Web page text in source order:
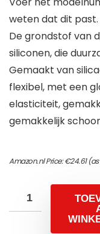
weten dat dit past.
De grondstof van
siliconen, die
Gemaakt van
flexibel, met een
elasticiteit,
gemakkelijk
Amazon.nl Price:€24.61(as